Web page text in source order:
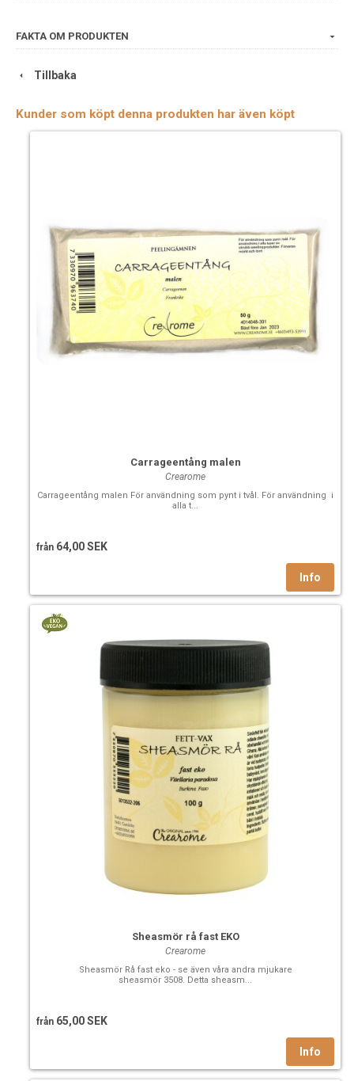
FAKTA OM PRODUKTEN
Tillbaka
Kunder som köpt denna produkten har även köpt
Carrageentång malen
Crearome
Carrageentång malen För användning som pynt i tvål. För användning i
alla t...
från 64,00 SEK
Sheasmör rå fast EKO
Crearome
Sheasmör Rå fast eko - se även våra andra mjukare
sheasmör 3508. Detta sheasm...
från 65,00 SEK